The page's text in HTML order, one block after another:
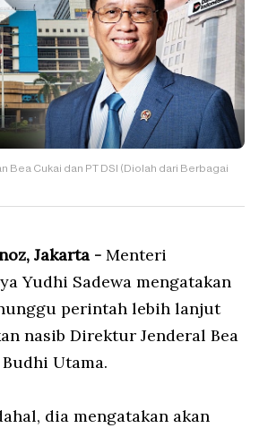
Bea Cukai dan PT DSI (Diolah dari Berbagai
Jakarta - Menteri
Yudhi Sadewa mengatakan
perintah lebih lanjut
nasib Direktur Jenderal Bea
Utama.
dia mengatakan akan